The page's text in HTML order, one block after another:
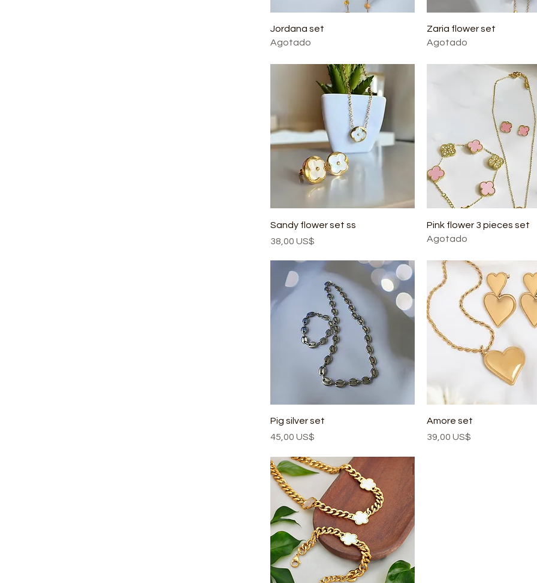
Jordana set
Agotado
Zaria flower set
Agotado
Sandy flower set ss
Precio
38,00 US$
Pink flower 3 pieces set
Agotado
Pig silver set
Precio
45,00 US$
Amore set
Precio
39,00 US$